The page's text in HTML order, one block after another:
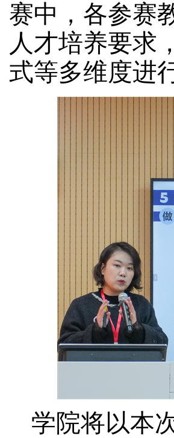
赛中，各参赛
人才培养要求，
式等多维度进
学院将以本